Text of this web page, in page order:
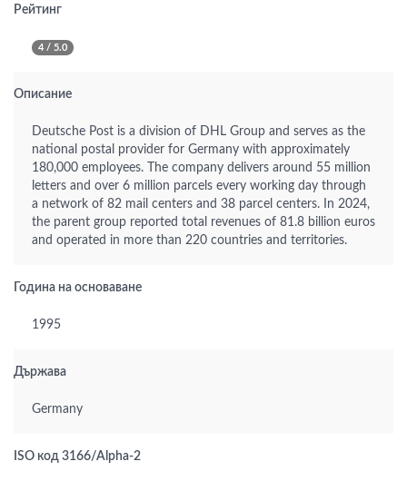
Рейтинг
4 / 5.0
Описание
Deutsche Post is a division of DHL Group and serves as the
national postal provider for Germany with approximately
180,000 employees. The company delivers around 55 million
letters and over 6 million parcels every working day through
a network of 82 mail centers and 38 parcel centers. In 2024,
the parent group reported total revenues of 81.8 billion euros
and operated in more than 220 countries and territories.
Година на основаване
1995
Държава
Germany
ISO код 3166/Alpha-2